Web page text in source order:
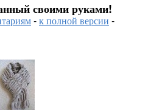
своими руками!
-к полной версии -